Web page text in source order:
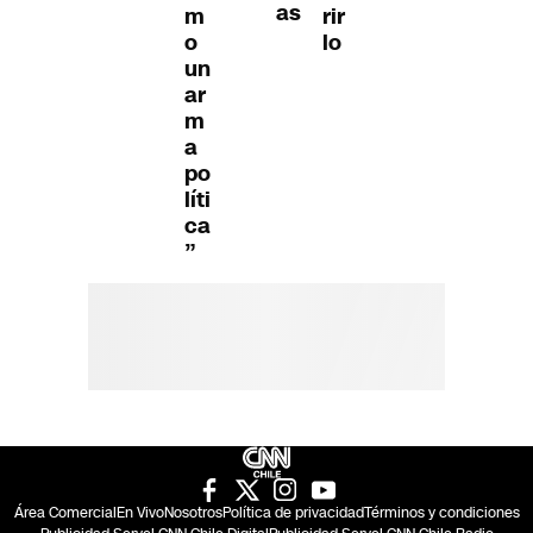
m
o
un
ar
m
a
po
líti
ca
”
as
rir
lo
Área ComercialEn VivoNosotrosPolítica de privacidadTérminos y condiciones